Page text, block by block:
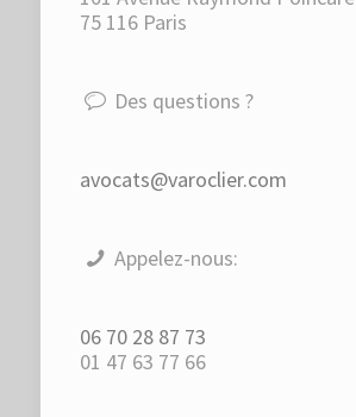
75 116 Paris
Des questions ?
avocats@varoclier.com
Appelez-nous:
06 70 28 87 73
01 47 63 77 66